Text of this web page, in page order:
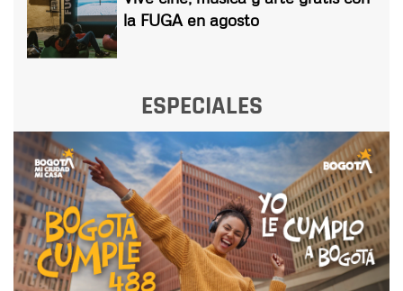
la FUGA en agosto
ESPECIALES